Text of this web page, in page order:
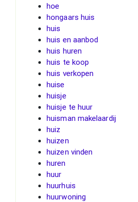
hoe
hongaars huis
huis
huis en aanbod
huis huren
huis te koop
huis verkopen
huise
huisje
huisje te huur
huisman makelaardij
huiz
huizen
huizen vinden
huren
huur
huurhuis
huurwoning